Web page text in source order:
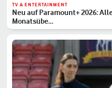
TV & ENTERTAINMENT
Neu auf Paramount+ 2026:
Monatsübe…